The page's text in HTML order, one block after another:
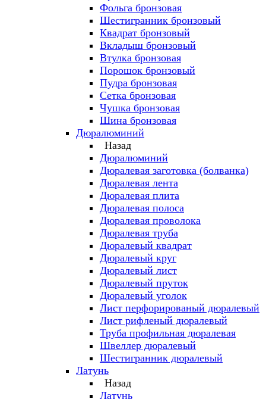
Фольга бронзовая
Шестигранник бронзовый
Квадрат бронзовый
Вкладыш бронзовый
Втулка бронзовая
Порошок бронзовый
Пудра бронзовая
Сетка бронзовая
Чушка бронзовая
Шина бронзовая
Дюралюминий
Назад
Дюралюминий
Дюралевая заготовка (болванка)
Дюралевая лента
Дюралевая плита
Дюралевая полоса
Дюралевая проволока
Дюралевая труба
Дюралевый квадрат
Дюралевый круг
Дюралевый лист
Дюралевый пруток
Дюралевый уголок
Лист перфорированый дюралевый
Лист рифленый дюралевый
Труба профильная дюралевая
Швеллер дюралевый
Шестигранник дюралевый
Латунь
Назад
Латунь